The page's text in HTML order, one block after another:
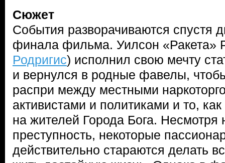
Сюжет
События разворачиваются спустя
финала фильма. Уилсон «Ракета»
Родригис) исполнил свою мечту
и вернулся в родные фавелы,
распри между местными
активистами и политиками и то,
на жителей Города Бога. Несмотря
преступность, некоторые
действительно стараются делать